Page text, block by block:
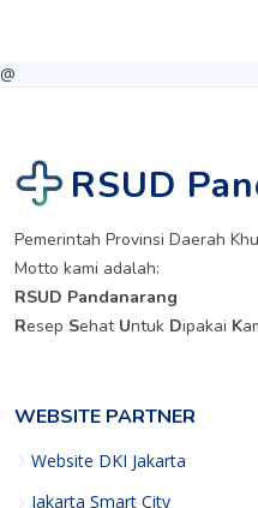
@
RSUD
Pemerintah Provinsi Daerah
Motto kami adalah:
RSUD Pandanarang
Resep Sehat Untuk Dipakai K
WEBSITE PARTNER
Website DKI Jakarta
Jakarta Smart City